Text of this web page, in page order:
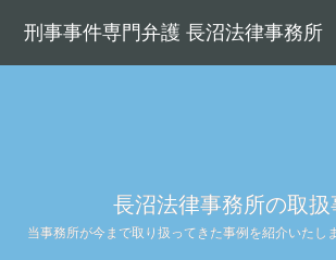
刑事事件専門弁護 長沼法律事務所
長沼法律事務所の取扱
当事務所が今まで取り扱ってきた事例を紹介いたしま